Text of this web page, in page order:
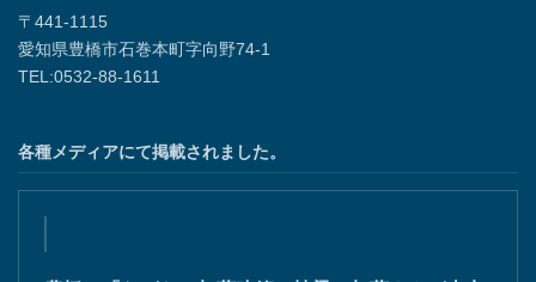
〒441-1115
愛知県豊橋市石巻本町字向野74-1
TEL:0532-88-1611
各種メディアにて掲載されました。